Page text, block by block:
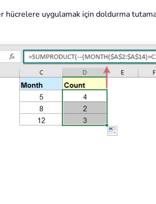
hücrelere uygulamak için doldurma